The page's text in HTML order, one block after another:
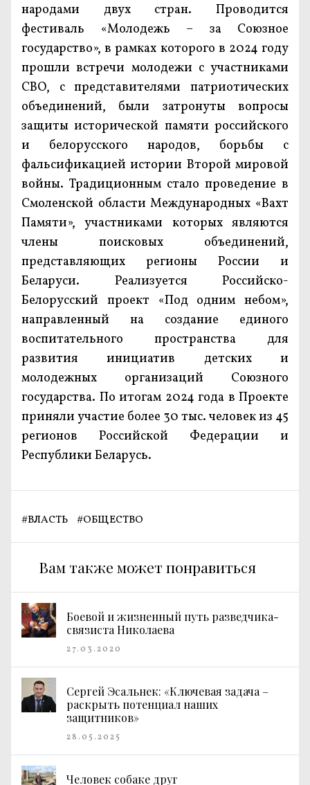
народами двух стран. Проводится
фестиваль «Молодежь – за Союзное
государство», в рамках которого в 2024 году
прошли встречи молодежи с участниками
СВО, с представителями патриотических
объединений, были затронуты вопросы
защиты исторической памяти российского
и белорусского народов, борьбы с
фальсификацией истории Второй мировой
войны. Традиционным стало проведение в
Смоленской области Международных «Вахт
Памяти», участниками которых являются
члены поисковых объединений,
представляющих регионы России и
Беларуси. Реализуется Российско-
Белорусский проект «Под одним небом»,
направленный на создание единого
воспитательного пространства для
развития инициатив детских и
молодежных организаций Союзного
государства. По итогам 2024 года в Проекте
приняли участие более 30 тыс. человек из 45
регионов Российской Федерации и
Республики Беларусь.
#ВЛАСТЬ #ОБЩЕСТВО
Вам также может понравиться
Боевой и жизненный путь разведчика-
связиста Николаева
27.03.2020
Сергей Эсальнек: «Ключевая задача –
раскрыть потенциал наших
защитников»
28.05.2025
Человек собаке друг